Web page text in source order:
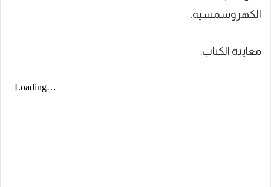
الكهروشمسية.
معاينة الكتاب: